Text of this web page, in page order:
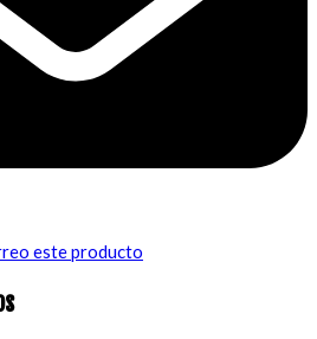
este producto